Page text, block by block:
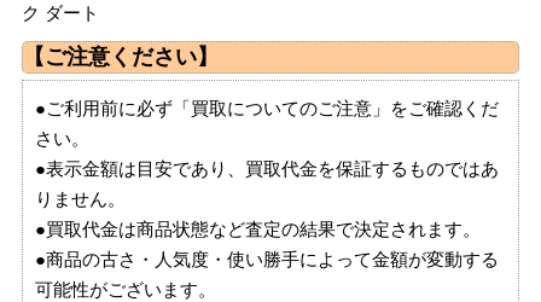
ク ダート
【ご注意ください】
●ご利用前に必ず「買取についてのご注意」をご確認くだ
さい。
●表示金額は目安であり、買取代金を保証するものではあ
りません。
●買取代金は商品状態など査定の結果で決定されます。
●商品の古さ・人気度・使い勝手によって金額が変動する
可能性がございます。